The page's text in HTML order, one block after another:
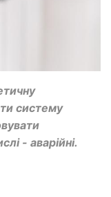
систему
- аварійні.